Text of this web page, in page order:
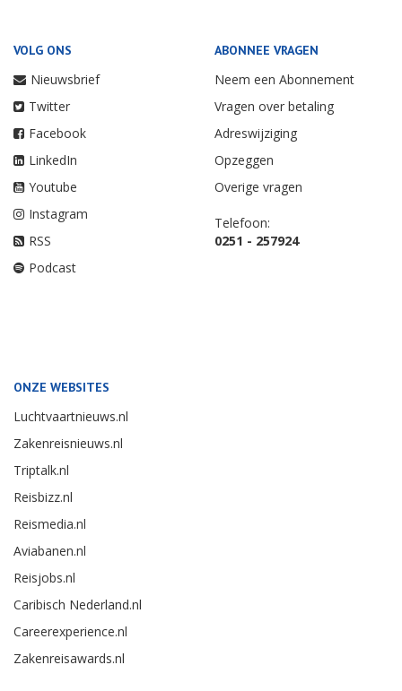
VOLG ONS
Nieuwsbrief
Twitter
Facebook
LinkedIn
Youtube
Instagram
RSS
Podcast
ABONNEE VRAGEN
Neem een Abonnement
Vragen over betaling
Adreswijziging
Opzeggen
Overige vragen
Telefoon:
0251 - 257924
ONZE WEBSITES
Luchtvaartnieuws.nl
Zakenreisnieuws.nl
Triptalk.nl
Reisbizz.nl
Reismedia.nl
Aviabanen.nl
Reisjobs.nl
Caribisch Nederland.nl
Careerexperience.nl
Zakenreisawards.nl